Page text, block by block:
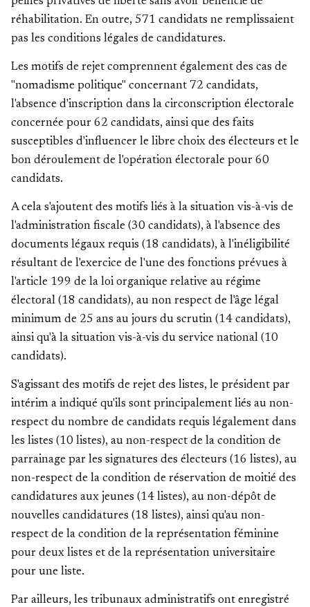
réhabilitation. En outre, 571 candidats ne remplissaient
pas les conditions légales de candidatures.
Les motifs de rejet comprennent également des cas de
"nomadisme politique" concernant 72 candidats,
l'absence d'inscription dans la circonscription électorale
concernée pour 62 candidats, ainsi que des faits
susceptibles d'influencer le libre choix des électeurs et le
bon déroulement de l'opération électorale pour 60
candidats.
A cela s'ajoutent des motifs liés à la situation vis-à-vis de
l'administration fiscale (30 candidats), à l'absence des
documents légaux requis (18 candidats), à l'inéligibilité
résultant de l'exercice de l'une des fonctions prévues à
l'article 199 de la loi organique relative au régime
électoral (18 candidats), au non respect de l'âge légal
minimum de 25 ans au jours du scrutin (14 candidats),
ainsi qu'à la situation vis-à-vis du service national (10
candidats).
S'agissant des motifs de rejet des listes, le président par
intérim a indiqué qu'ils sont principalement liés au non-
respect du nombre de candidats requis légalement dans
les listes (10 listes), au non-respect de la condition de
parrainage par les signatures des électeurs (16 listes), au
non-respect de la condition de réservation de moitié des
candidatures aux jeunes (14 listes), au non-dépôt de
nouvelles candidatures (18 listes), ainsi qu'au non-
respect de la condition de la représentation féminine
pour deux listes et de la représentation universitaire
pour une liste.
Par ailleurs, les tribunaux administratifs ont enregistré